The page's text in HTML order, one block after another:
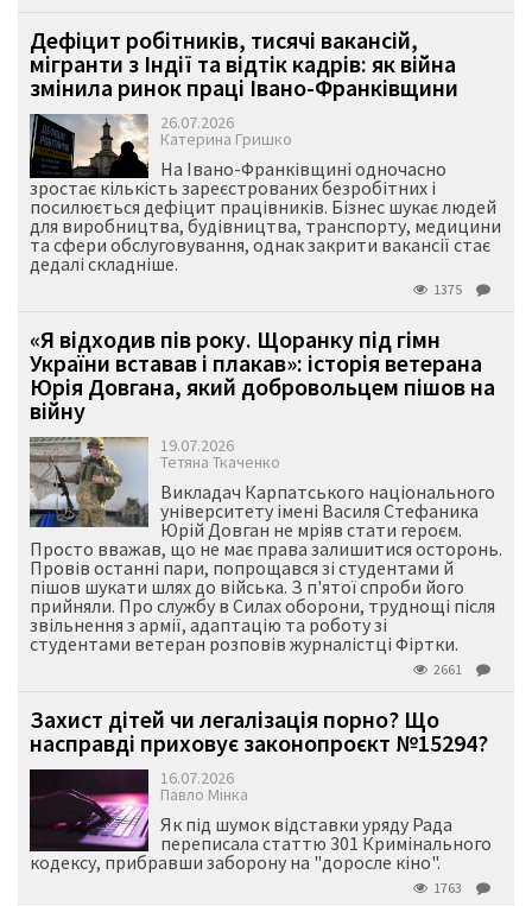
Дефіцит робітників, тисячі вакансій,
мігранти з Індії та відтік кадрів: як війна
змінила ринок праці Івано-Франківщини
26.07.2026
Катерина Гришко
На Івано-Франківщині одночасно
зростає кількість зареєстрованих безробітних і
посилюється дефіцит працівників. Бізнес шукає людей
для виробництва, будівництва, транспорту, медицини
та сфери обслуговування, однак закрити вакансії стає
дедалі складніше.
1375
«Я відходив пів року. Щоранку під гімн
України вставав і плакав»: історія ветерана
Юрія Довгана, який добровольцем пішов на
війну
19.07.2026
Тетяна Ткаченко
Викладач Карпатського національного
університету імені Василя Стефаника
Юрій Довган не мріяв стати героєм.
Просто вважав, що не має права залишитися осторонь.
Провів останні пари, попрощався зі студентами й
пішов шукати шлях до війська. З п'ятої спроби його
прийняли. Про службу в Силах оборони, труднощі після
звільнення з армії, адаптацію та роботу зі
студентами ветеран розповів журналістці Фіртки.
2661
Захист дітей чи легалізація порно? Що
насправді приховує законопроєкт №15294?
16.07.2026
Павло Мінка
Як під шумок відставки уряду Рада
переписала статтю 301 Кримінального
кодексу, прибравши заборону на "доросле кіно".
1763